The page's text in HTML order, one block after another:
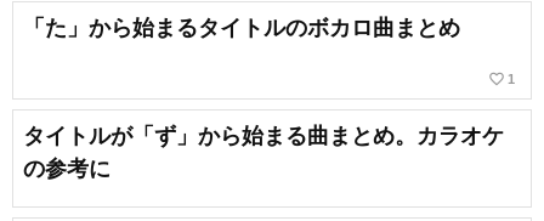
「た」から始まるタイトルのボカロ曲まとめ
favorite_border 1
タイトルが「ず」から始まる曲まとめ。カラオケ
の参考に